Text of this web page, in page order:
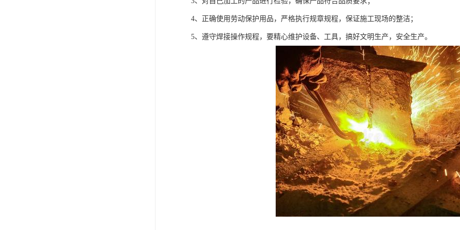
4、正确使用劳动保护用品，严格执行规章规程，保证施工现场的整洁；
5、遵守焊接操作规程，要精心维护设备、工具，搞好文明生产，安全生产。